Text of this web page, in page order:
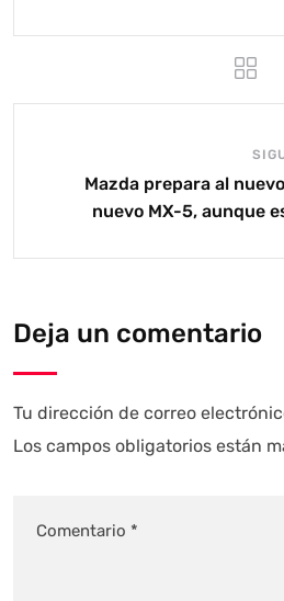
Mazda prepara al
nuevo MX-5, aunque
Deja un comentario
Tu dirección de correo
Los campos obligatorios están